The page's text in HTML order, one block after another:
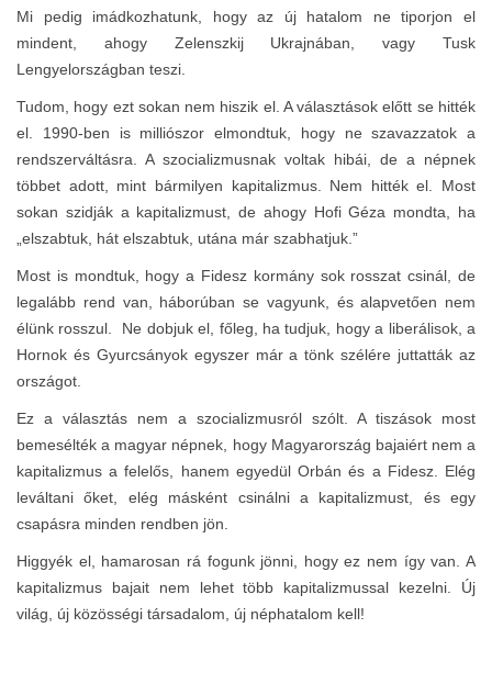
Mi pedig imádkozhatunk, hogy az új hatalom ne tiporjon el
mindent, ahogy Zelenszkij Ukrajnában, vagy Tusk
Lengyelországban teszi.
Tudom, hogy ezt sokan nem hiszik el. A választások előtt se hitték
el. 1990-ben is milliószor elmondtuk, hogy ne szavazzatok a
rendszerváltásra. A szocializmusnak voltak hibái, de a népnek
többet adott, mint bármilyen kapitalizmus. Nem hitték el. Most
sokan szidják a kapitalizmust, de ahogy Hofi Géza mondta, ha
„elszabtuk, hát elszabtuk, utána már szabhatjuk.”
Most is mondtuk, hogy a Fidesz kormány sok rosszat csinál, de
legalább rend van, háborúban se vagyunk, és alapvetően nem
élünk rosszul. Ne dobjuk el, főleg, ha tudjuk, hogy a liberálisok, a
Hornok és Gyurcsányok egyszer már a tönk szélére juttatták az
országot.
Ez a választás nem a szocializmusról szólt. A tiszások most
bemesélték a magyar népnek, hogy Magyarország bajaiért nem a
kapitalizmus a felelős, hanem egyedül Orbán és a Fidesz. Elég
leváltani őket, elég másként csinálni a kapitalizmust, és egy
csapásra minden rendben jön.
Higgyék el, hamarosan rá fogunk jönni, hogy ez nem így van. A
kapitalizmus bajait nem lehet több kapitalizmussal kezelni. Új
világ, új közösségi társadalom, új néphatalom kell!